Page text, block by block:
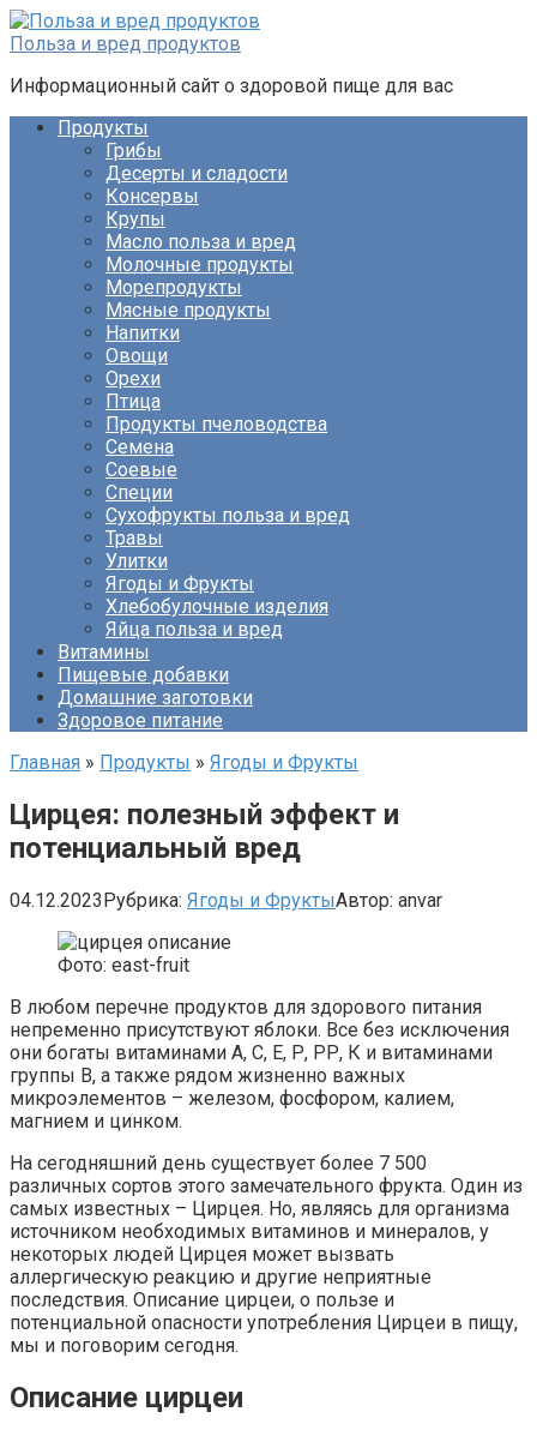
Перейти
к
Польза и вред продуктов
Информационный сайт о здоровой пище для вас
Продукты
Грибы
Десерты и сладости
Консервы
Крупы
Масло польза и вред
Молочные продукты
Морепродукты
Мясные продукты
Напитки
Овощи
Орехи
Птица
Продукты пчеловодства
Семена
Соевые
Специи
Сухофрукты польза и вред
Травы
Улитки
Ягоды и Фрукты
Хлебобулочные изделия
Яйца польза и вред
Витамины
Пищевые добавки
Домашние заготовки
Здоровое питание
Главная » Продукты » Ягоды и Фрукты
Цирцея: полезный эффект и
потенциальный вред
04.12.2023Рубрика: Ягоды и ФруктыАвтор: anvar
Фото: east-fruit
В любом перечне продуктов для здорового питания
непременно присутствуют яблоки. Все без исключения
они богаты витаминами А, С, Е, Р, РР, К и витаминами
группы В, а также рядом жизненно важных
микроэлементов – железом, фосфором, калием,
магнием и цинком.
На сегодняшний день существует более 7 500
различных сортов этого замечательного фрукта. Один из
самых известных – Цирцея. Но, являясь для организма
источником необходимых витаминов и минералов, у
некоторых людей Цирцея может вызвать
аллергическую реакцию и другие неприятные
последствия. Описание цирцеи, о пользе и
потенциальной опасности употребления Цирцеи в пищу,
мы и поговорим сегодня.
Описание цирцеи